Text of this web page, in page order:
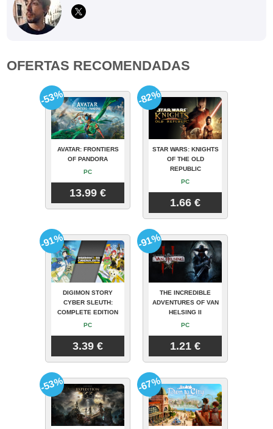
OFERTAS RECOMENDADAS
AVATAR: FRONTIERS
OF PANDORA
PC
13.99 €
-53%
STAR WARS: KNIGHTS
OF THE OLD
REPUBLIC
PC
1.66 €
-82%
DIGIMON STORY
CYBER SLEUTH:
COMPLETE EDITION
PC
3.39 €
-91%
THE INCREDIBLE
ADVENTURES OF VAN
HELSING II
PC
1.21 €
-91%
-53% -67%